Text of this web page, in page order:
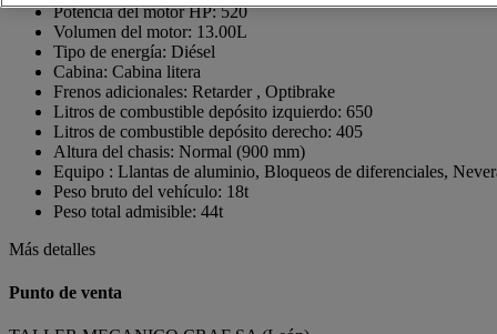
Potencia del motor HP: 520
Volumen del motor: 13.00L
Tipo de energía: Diésel
Cabina: Cabina litera
Frenos adicionales: Retarder , Optibrake
Litros de combustible depósito izquierdo: 650
Litros de combustible depósito derecho: 405
Altura del chasis: Normal (900 mm)
Equipo : Llantas de aluminio, Bloqueos de diferenciales,
Peso bruto del vehículo: 18t
Peso total admisible: 44t
Más detalles
Punto de venta